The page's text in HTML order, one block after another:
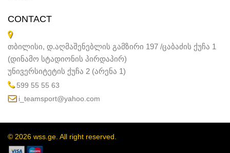
CONTACT
თბილისი, დ.აღმაშენებლის გამზირი 197 /ცაბაძის ქუჩა 1
(დინამო სტადიონის პირდაპირ)
უნივერსიტეტის ქუჩა 2 (არენა 1)
599 55 55 63
i_teamsport@yahoo.com
© 2026 wss.ge. All right reserved.